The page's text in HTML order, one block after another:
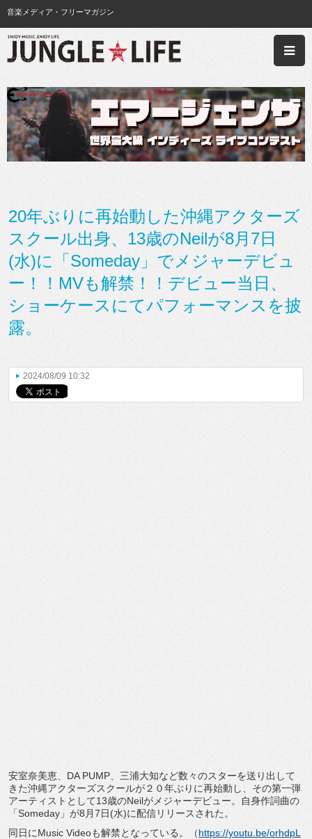
音楽メディア・フリーマガジン
20年ぶりに再始動した沖縄アクターズ
スクール出身、13歳のNeilが8月7日
(水)に「Someday」でメジャーデビュ
ー！！MVも解禁！！デビュー当日、
ショーケースにてパフォーマンスを披
露。
2024/08/09 10:32
安室奈美恵、DA PUMP、三浦大知など数々のスターを送り出して
きた沖縄アクターズスクールが２０年ぶりに再始動し、その第一弾
アーティストとして13歳のNeilがメジャーデビュー。自身作詞曲の
「Someday」が8月7日(水)に配信リリースされた。
同日にMusic Videoも解禁となっている。（https://youtu.be/orhdpL